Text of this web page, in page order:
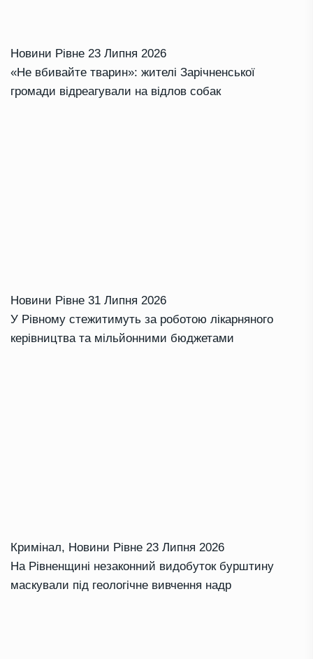
Новини Рівне 23 Липня 2026
«Не вбивайте тварин»: жителі Зарічненської
громади відреагували на відлов собак
Новини Рівне 31 Липня 2026
У Рівному стежитимуть за роботою лікарняного
керівництва та мільйонними бюджетами
Кримінал, Новини Рівне 23 Липня 2026
На Рівненщині незаконний видобуток бурштину
маскували під геологічне вивчення надр